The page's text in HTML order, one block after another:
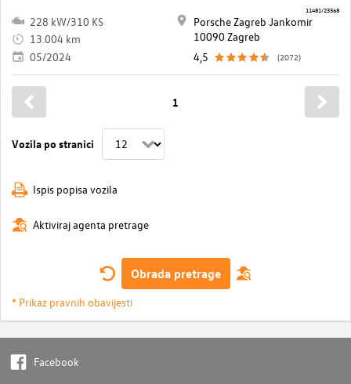
228 kW/310 KS
13.004 km
05/2024
Porsche Zagreb Jankomir
10090 Zagreb
4,5
(2072)
11481/23368
Vozila po stranici
1
Ispis popisa vozila
Aktiviraj agenta pretrage
Obrada pretrage
* Prikaz pravnih obavijesti
Facebook